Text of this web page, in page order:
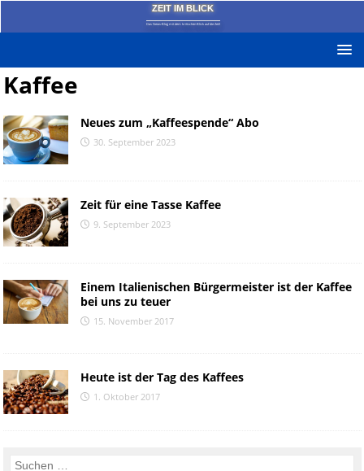
ZEIT IM BLICK
Das News-Blog mit dem kritischen Blick auf die Zeit!
Kaffee
Neues zum „Kaffeespende“ Abo
30. September 2023
Zeit für eine Tasse Kaffee
9. September 2023
Einem Italienischen Bürgermeister ist der Kaffee
bei uns zu teuer
15. November 2017
Heute ist der Tag des Kaffees
1. Oktober 2017